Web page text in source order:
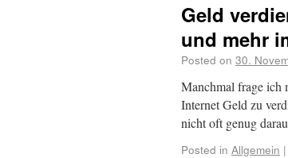
Geld
und mehr
Posted on 30.
Manchmal frage ich
Internet Geld zu
nicht oft genug
Posted in Allgemein |